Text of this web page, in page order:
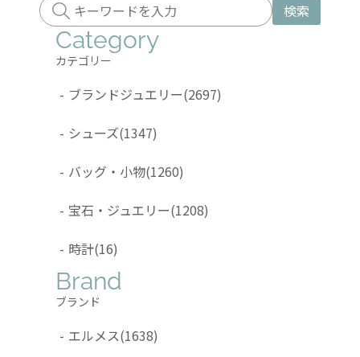
検索
Category
カテゴリー
- ブランドジュエリー(2697)
- シューズ(1347)
- バッグ・小物(1260)
- 宝石・ジュエリー(1208)
- 時計(16)
Brand
ブランド
- エルメス(1638)